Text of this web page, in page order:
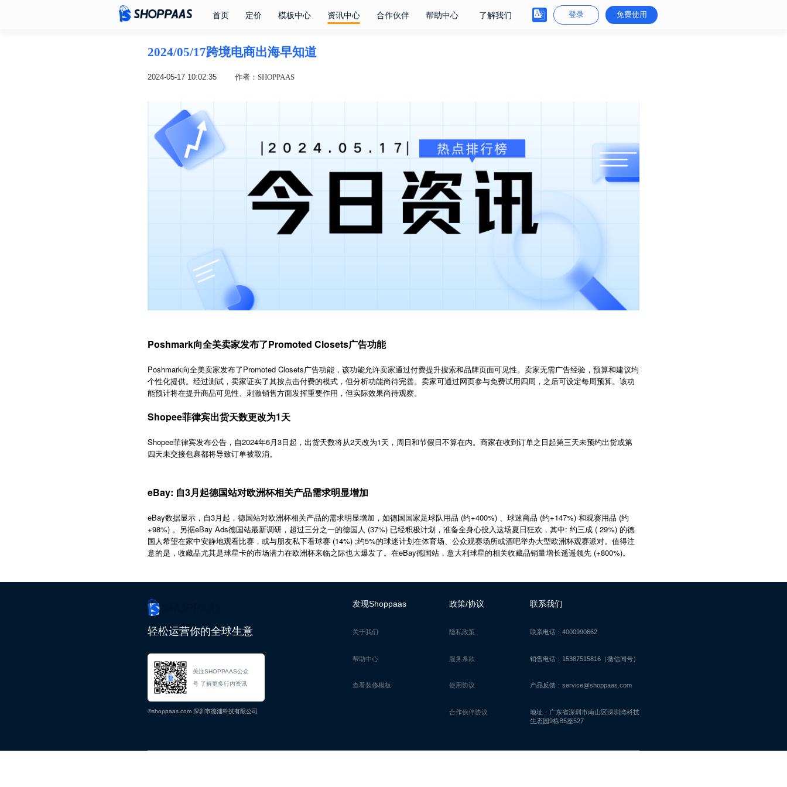
首页 定价 模板中心 资讯中心 合作伙伴 帮助中心 了解我们 登录 免费使用
2024/05/17跨境电商出海早知道
2024-05-17 10:02:35 作者：SHOPPAAS
Poshmark向全美卖家发布了Promoted Closets广告功能
Poshmark向全美卖家发布了Promoted Closets广告功能，该功能允许卖家通过付费提升搜索和品牌页面可见性。卖家无需广告经验，预算和建议均
个性化提供。经过测试，卖家证实了其按点击付费的模式，但分析功能尚待完善。卖家可通过网页参与免费试用四周，之后可设定每周预算。该功
能预计将在提升商品可见性、刺激销售方面发挥重要作用，但实际效果尚待观察。
Shopee菲律宾出货天数更改为1天
Shopee菲律宾发布公告，自2024年6月3日起，出货天数将从2天改为1天，周日和节假日不算在内。商家在收到订单之日起第三天未预约出货或第
四天未交接包裹都将导致订单被取消。
eBay: 自3月起德国站对欧洲杯相关产品需求明显增加
eBay数据显示，自3月起，德国站对欧洲杯相关产品的需求明显增加，如德国国家足球队用品 (约+400%) 、球迷商品 (约+147%) 和观赛用品 (约
+98%) 。另据eBay Ads德国站最新调研，超过三分之一的德国人 (37%) 已经积极计划，准备全身心投入这场夏日狂欢，其中: 约三成 ( 29%) 的德
国人希望在家中安静地观看比赛，或与朋友私下看球赛 (14%) ;约5%的球迷计划在体育场、公众观赛场所或酒吧举办大型欧洲杯观赛派对。值得注
意的是，收藏品尤其是球星卡的市场潜力在欧洲杯来临之际也大爆发了。在eBay德国站，意大利球星的相关收藏品销量增长遥遥领先 (+800%)。
轻松运营你的全球生意
关注SHOPPAAS公众
号 了解更多行内资讯
©shoppaas.com 深圳市德浦科技有限公司
发现Shoppaas
关于我们
帮助中心
查看装修模板
政策/协议
隐私政策
服务条款
使用协议
合作伙伴协议
联系我们
联系电话：4000990662
销售电话：15387515816（微信同号）
产品反馈：service@shoppaas.com
地址：广东省深圳市南山区深圳湾科技
生态园9栋B5座527